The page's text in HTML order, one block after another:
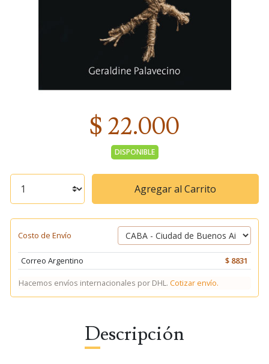
$ 22.000
DISPONIBLE
Agregar al Carrito
Costo de Envío
Correo Argentino $ 8831
Hacemos envíos internacionales por DHL. Cotizar envío.
Descripción